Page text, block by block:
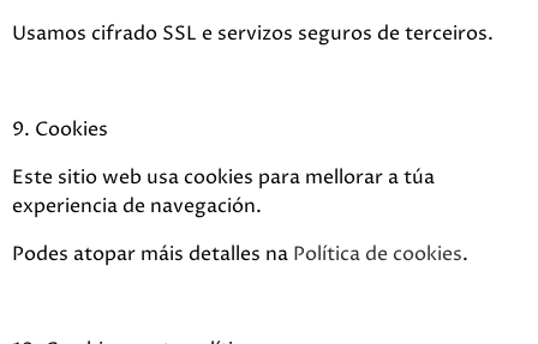
Usamos cifrado SSL e servizos seguros de terceiros.
9. Cookies
Este sitio web usa cookies para mellorar a túa
experiencia de navegación.
Podes atopar máis detalles na Política de cookies.